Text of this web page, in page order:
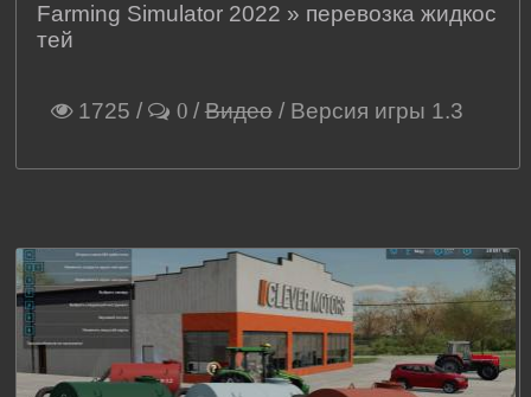
Farming Simulator 2022 » перевозка жидкос
тей
1725 / 0 /Видео/ Версия игры 1.3